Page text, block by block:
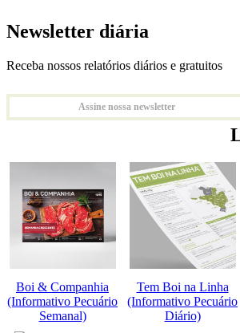
Newsletter diária
Receba nossos relatórios diários e gratuitos
Assine nossa newsletter
Boi & Companhia
(Informativo Pecuário
Semanal)
Tem Boi na Linha
(Informativo Pecuário
Diário)